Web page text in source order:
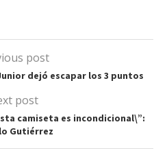
post
dejó escapar los 3 puntos
post
camiseta es incondicional\”:
Gutiérrez